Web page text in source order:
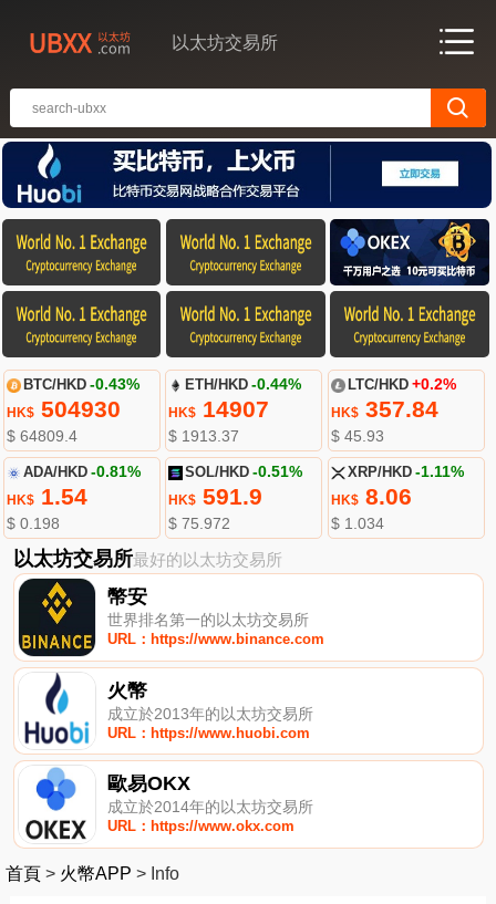
以太坊交易所
BTC/HKD -0.43%
HK$504930
$ 64809.4
ETH/HKD -0.44%
HK$ 14907
$ 1913.37
LTC/HKD +0.2%
HK$357.84
$ 45.93
ADA/HKD -0.81%
HK$1.54
$ 0.198
SOL/HKD -0.51%
HK$ 591.9
$ 75.972
XRP/HKD -1.11%
HK$8.06
$ 1.034
以太坊交易所最好的以太坊交易所
幣安
世界排名第一的以太坊交易所
URL：https://www.binance.com
火幣
成立於2013年的以太坊交易所
URL：https://www.huobi.com
歐易OKX
成立於2014年的以太坊交易所
URL：https://www.okx.com
首頁 > 火幣APP > Info